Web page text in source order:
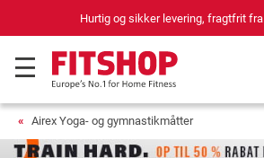
Hurtig og sikker levering, fragtfrit fra
Airex Yoga- og gymnastikmåtter